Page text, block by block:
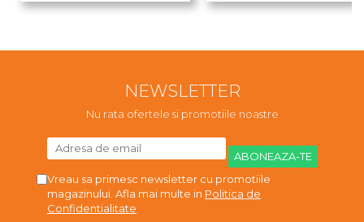
NEWSLETTER
Nu rata ofertele si promotiile noastre
Vreau sa primesc newsletter cu promotiile
magazinului. Afla mai multe in Politica de
Confidentialitate